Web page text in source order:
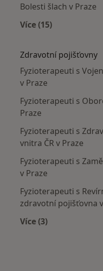
Bolesti šlach v Praze
Více (15)
Zdravotní pojišťovny
Fyzioterapeuti s
v Praze
Fyzioterapeuti s
Praze
Fyzioterapeuti s
vnitra ČR v Praze
Fyzioterapeuti s
v Praze
Fyzioterapeuti s
zdravotní pojišťovna
Více (3)